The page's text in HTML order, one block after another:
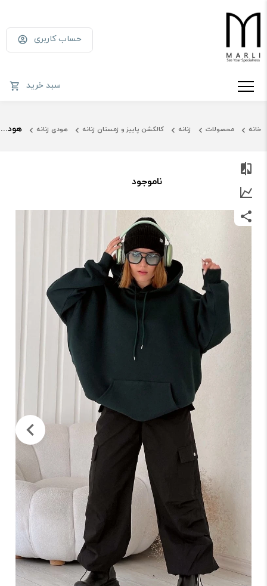
حساب کاربری
سبد خرید
خانه محصولات زنانه کالکشن پاییز و زمستان زنانه هودی زنانه هودی مرلی یشمی
ناموجود